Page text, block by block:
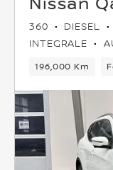
360 DIESEL
INTEGRALE
196,000 Km